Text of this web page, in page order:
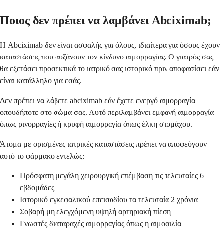
Ποιος δεν πρέπει να λαμβάνει Abciximab;
Η Abciximab δεν είναι ασφαλής για όλους, ιδιαίτερα για όσους έχουν
καταστάσεις που αυξάνουν τον κίνδυνο αιμορραγίας. Ο γιατρός σας
θα εξετάσει προσεκτικά το ιατρικό σας ιστορικό πριν αποφασίσει εάν
είναι κατάλληλο για εσάς.
Δεν πρέπει να λάβετε abciximab εάν έχετε ενεργό αιμορραγία
οπουδήποτε στο σώμα σας. Αυτό περιλαμβάνει εμφανή αιμορραγία
όπως ρινορραγίες ή κρυφή αιμορραγία όπως έλκη στομάχου.
Άτομα με ορισμένες ιατρικές καταστάσεις πρέπει να αποφεύγουν
αυτό το φάρμακο εντελώς:
Πρόσφατη μεγάλη χειρουργική επέμβαση τις τελευταίες 6
εβδομάδες
Ιστορικό εγκεφαλικού επεισοδίου τα τελευταία 2 χρόνια
Σοβαρή μη ελεγχόμενη υψηλή αρτηριακή πίεση
Γνωστές διαταραχές αιμορραγίας όπως η αιμοφιλία